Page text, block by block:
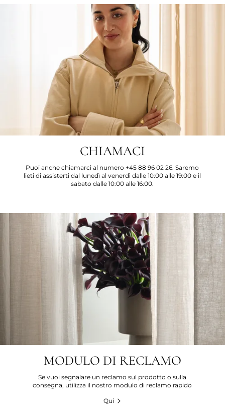
CHIAMACI
Puoi anche chiamarci al numero +45 88 96 02 26. Saremo
lieti di assisterti dal lunedì al venerdì dalle 10:00 alle 19:00 e il
sabato dalle 10:00 alle 16:00.
MODULO DI RECLAMO
Se vuoi segnalare un reclamo sul prodotto o sulla
consegna, utilizza il nostro modulo di reclamo rapido
Qui